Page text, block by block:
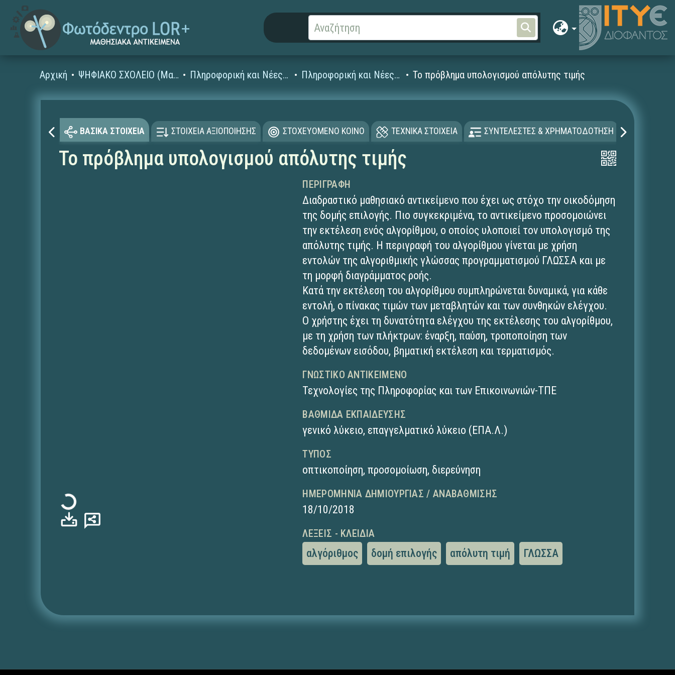
Αρχική ΨΗΦΙΑΚΟ ΣΧΟΛΕΙΟ (Μαθησιακά Αντικείμενα) Πληροφορική και Νέες Τεχνολογίες Πληροφορική και Νέες Τεχνολογίες Λυκείου Το πρόβλημα υπολογισμού απόλυτης τιμής
ΒΑΣΙΚΑ ΣΤΟΙΧΕΙΑ ΣΤΟΙΧΕΙΑ ΑΞΙΟΠΟΙΗΣΗΣ ΣΤΟΧΕΥΟΜΕΝΟ ΚΟΙΝΟ ΤΕΧΝΙΚΑ ΣΤΟΙΧΕΙΑ ΣΥΝΤΕΛΕΣΤΕΣ & ΧΡΗΜΑΤΟΔΟΤΗΣΗ
Το πρόβλημα υπολογισμού απόλυτης τιμής
Φόρτωση...
ΠΕΡΙΓΡΑΦΉ
Διαδραστικό μαθησιακό αντικείμενο που έχει ως στόχο την οικοδόμηση
της δομής επιλογής. Πιο συγκεκριμένα, το αντικείμενο προσομοιώνει
την εκτέλεση ενός αλγορίθμου, ο οποίος υλοποιεί τον υπολογισμό της
απόλυτης τιμής. Η περιγραφή του αλγορίθμου γίνεται με χρήση
εντολών της αλγοριθμικής γλώσσας προγραμματισμού ΓΛΩΣΣΑ και με
τη μορφή διαγράμματος ροής.
Κατά την εκτέλεση του αλγορίθμου συμπληρώνεται δυναμικά, για κάθε
εντολή, ο πίνακας τιμών των μεταβλητών και των συνθηκών ελέγχου.
Ο χρήστης έχει τη δυνατότητα ελέγχου της εκτέλεσης του αλγορίθμου,
με τη χρήση των πλήκτρων: έναρξη, παύση, τροποποίηση των
δεδομένων εισόδου, βηματική εκτέλεση και τερματισμός.
ΓΝΩΣΤΙΚΌ ΑΝΤΙΚΕΊΜΕΝΟ
Τεχνολογίες της Πληροφορίας και των Επικοινωνιών-ΤΠΕ
ΒΑΘΜΊΔΑ ΕΚΠΑΊΔΕΥΣΗΣ
γενικό λύκειο, επαγγελματικό λύκειο (ΕΠΑ.Λ.)
ΤΎΠΟΣ
οπτικοποίηση,προσομοίωση, διερεύνηση
ΗΜΕΡΟΜΗΝΊΑ ΔΗΜΙΟΥΡΓΊΑΣ / ΑΝΑΒΆΘΜΙΣΗΣ
18/10/2018
ΛΈΞΕΙΣ - ΚΛΕΙΔΙΆ
αλγόριθμος δομή επιλογής απόλυτη τιμή ΓΛΩΣΣΑ